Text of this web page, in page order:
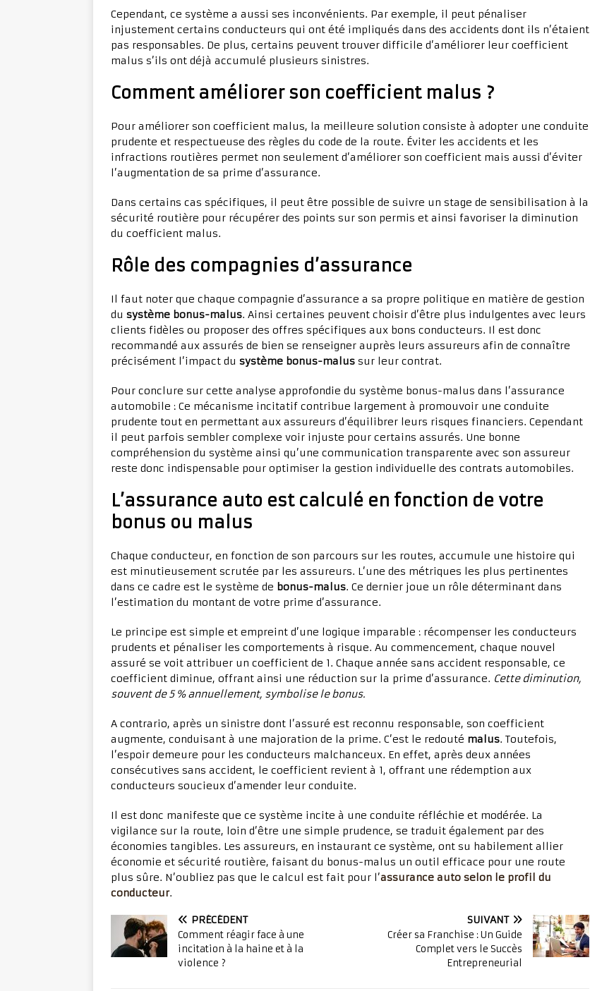
Cependant, ce système a aussi ses inconvénients. Par exemple, il peut pénaliser
injustement certains conducteurs qui ont été impliqués dans des accidents dont ils n’étaient
pas responsables. De plus, certains peuvent trouver difficile d’améliorer leur coefficient
malus s’ils ont déjà accumulé plusieurs sinistres.
Comment améliorer son coefficient malus ?
Pour améliorer son coefficient malus, la meilleure solution consiste à adopter une conduite
prudente et respectueuse des règles du code de la route. Éviter les accidents et les
infractions routières permet non seulement d’améliorer son coefficient mais aussi d’éviter
l’augmentation de sa prime d’assurance.
Dans certains cas spécifiques, il peut être possible de suivre un stage de sensibilisation à la
sécurité routière pour récupérer des points sur son permis et ainsi favoriser la diminution
du coefficient malus.
Rôle des compagnies d’assurance
Il faut noter que chaque compagnie d’assurance a sa propre politique en matière de gestion
du système bonus-malus. Ainsi certaines peuvent choisir d’être plus indulgentes avec leurs
clients fidèles ou proposer des offres spécifiques aux bons conducteurs. Il est donc
recommandé aux assurés de bien se renseigner auprès leurs assureurs afin de connaître
précisément l’impact du système bonus-malus sur leur contrat.
Pour conclure sur cette analyse approfondie du système bonus-malus dans l’assurance
automobile : Ce mécanisme incitatif contribue largement à promouvoir une conduite
prudente tout en permettant aux assureurs d’équilibrer leurs risques financiers. Cependant
il peut parfois sembler complexe voir injuste pour certains assurés. Une bonne
compréhension du système ainsi qu’une communication transparente avec son assureur
reste donc indispensable pour optimiser la gestion individuelle des contrats automobiles.
L’assurance auto est calculé en fonction de votre
bonus ou malus
Chaque conducteur, en fonction de son parcours sur les routes, accumule une histoire qui
est minutieusement scrutée par les assureurs. L’une des métriques les plus pertinentes
dans ce cadre est le système de bonus-malus. Ce dernier joue un rôle déterminant dans
l’estimation du montant de votre prime d’assurance.
Le principe est simple et empreint d’une logique imparable : récompenser les conducteurs
prudents et pénaliser les comportements à risque. Au commencement, chaque nouvel
assuré se voit attribuer un coefficient de 1. Chaque année sans accident responsable, ce
coefficient diminue, offrant ainsi une réduction sur la prime d’assurance. Cette diminution,
souvent de 5 % annuellement, symbolise le bonus.
A contrario, après un sinistre dont l’assuré est reconnu responsable, son coefficient
augmente, conduisant à une majoration de la prime. C’est le redouté malus. Toutefois,
l’espoir demeure pour les conducteurs malchanceux. En effet, après deux années
consécutives sans accident, le coefficient revient à 1, offrant une rédemption aux
conducteurs soucieux d’amender leur conduite.
Il est donc manifeste que ce système incite à une conduite réfléchie et modérée. La
vigilance sur la route, loin d’être une simple prudence, se traduit également par des
économies tangibles. Les assureurs, en instaurant ce système, ont su habilement allier
économie et sécurité routière, faisant du bonus-malus un outil efficace pour une route
plus sûre. N’oubliez pas que le calcul est fait pour l’assurance auto selon le profil du
conducteur.
PRÉCÉDENT
Comment réagir face à une
incitation à la haine et à la
violence ?
SUIVANT
Créer sa Franchise : Un Guide
Complet vers le Succès
Entrepreneurial